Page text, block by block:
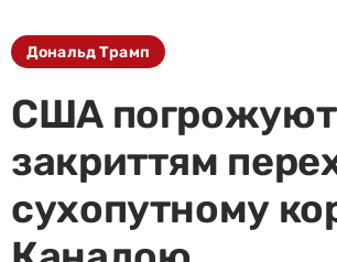
Дональд Трамп
США
закриттям
сухопутному